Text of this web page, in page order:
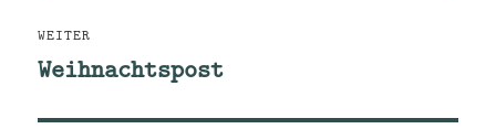
WEITER
Nächster
Weihnachtspost